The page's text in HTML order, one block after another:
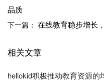
品质
下一篇： 在线教育稳步增长
相关文章
hellokid积极推动教育资源的